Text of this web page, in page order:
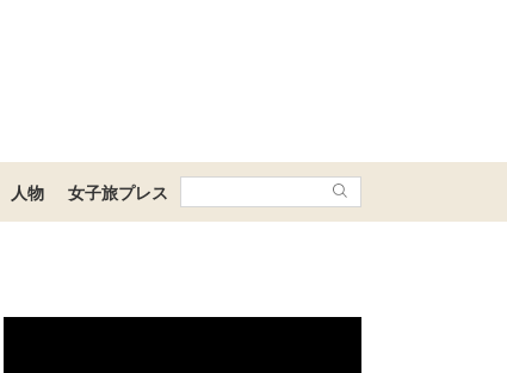
人物 女子旅プレス